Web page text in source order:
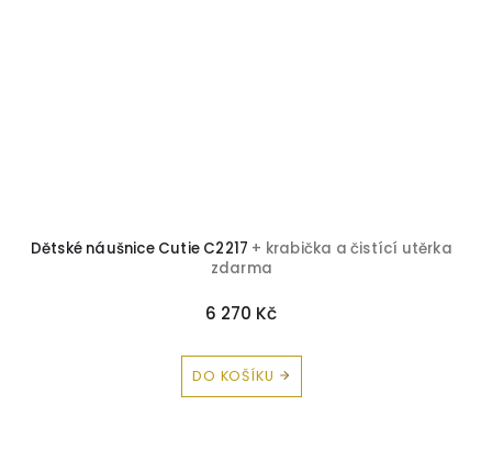
Dětské náušnice Cutie C2217 + krabička a čistící utěrka
zdarma
6 270 Kč
DO KOŠÍKU